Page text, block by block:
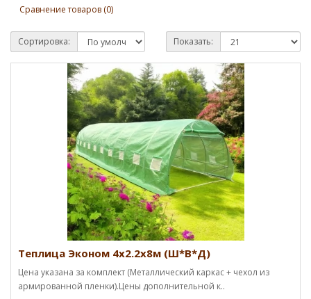
Сравнение товаров (0)
Сортировка: Показать:
Теплица Эконом 4х2.2х8м (Ш*В*Д)
Цена указана за комплект (Металлический каркас + чехол из
армированной пленки).Цены дополнительной к..